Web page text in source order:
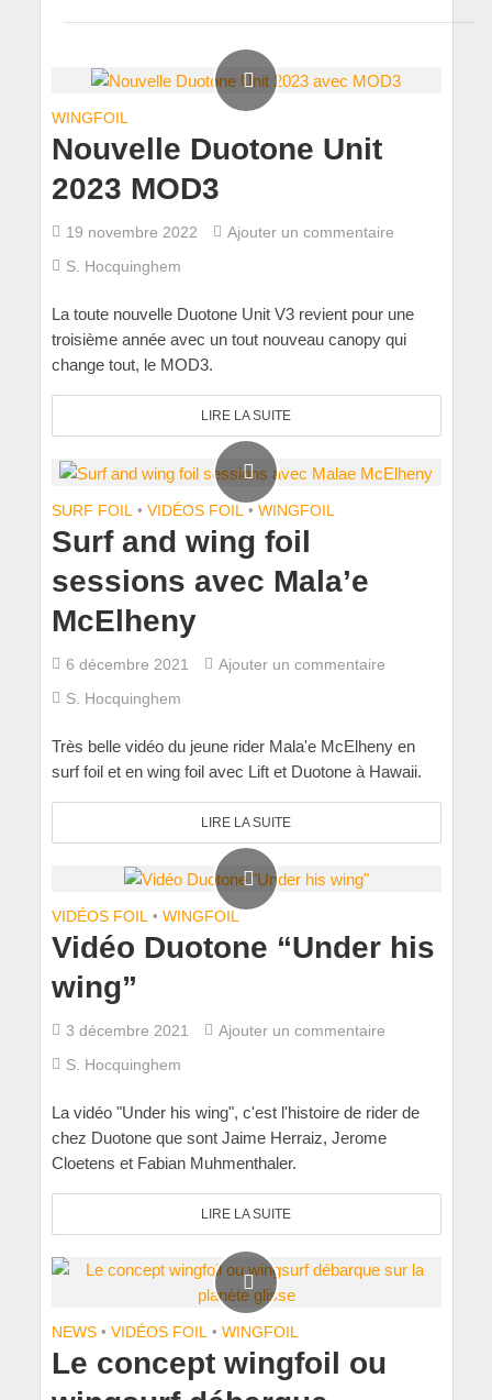
WINGFOIL
Nouvelle Duotone Unit
2023 MOD3
19 novembre 2022
Ajouter un commentaire
S. Hocquinghem
La toute nouvelle Duotone Unit V3 revient pour une
troisième année avec un tout nouveau canopy qui
change tout, le MOD3.
LIRE LA SUITE
SURF FOIL • VIDÉOS FOIL • WINGFOIL
Surf and wing foil
sessions avec Mala’e
McElheny
6 décembre 2021
Ajouter un commentaire
S. Hocquinghem
Très belle vidéo du jeune rider Mala'e McElheny en
surf foil et en wing foil avec Lift et Duotone à Hawaii.
LIRE LA SUITE
VIDÉOS FOIL • WINGFOIL
Vidéo Duotone “Under his
wing”
3 décembre 2021
Ajouter un commentaire
S. Hocquinghem
La vidéo "Under his wing", c'est l'histoire de rider de
chez Duotone que sont Jaime Herraiz, Jerome
Cloetens et Fabian Muhmenthaler.
LIRE LA SUITE
NEWS • VIDÉOS FOIL • WINGFOIL
Le concept wingfoil ou